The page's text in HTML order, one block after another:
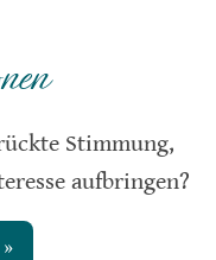
Stimmung,
aufbringen?